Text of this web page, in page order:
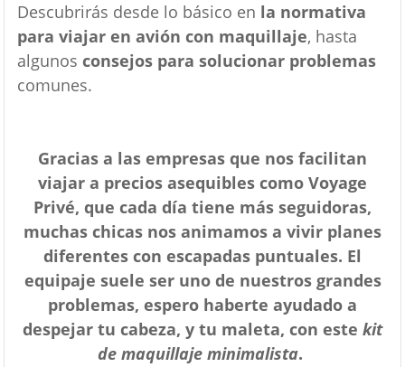
Descubrirás desde lo básico en la normativa
para viajar en avión con maquillaje, hasta
algunos consejos para solucionar problemas
comunes.
Gracias a las empresas que nos facilitan
viajar a precios asequibles como Voyage
Privé, que cada día tiene más seguidoras,
muchas chicas nos animamos a vivir planes
diferentes con escapadas puntuales. El
equipaje suele ser uno de nuestros grandes
problemas, espero haberte ayudado a
despejar tu cabeza, y tu maleta, con este kit
de maquillaje minimalista.